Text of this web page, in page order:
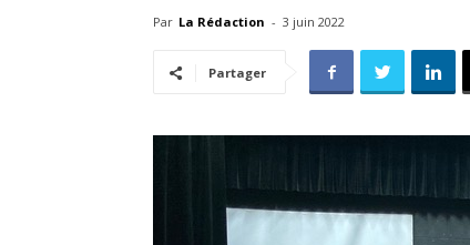
Par La Rédaction - 3 juin 2022
Partager